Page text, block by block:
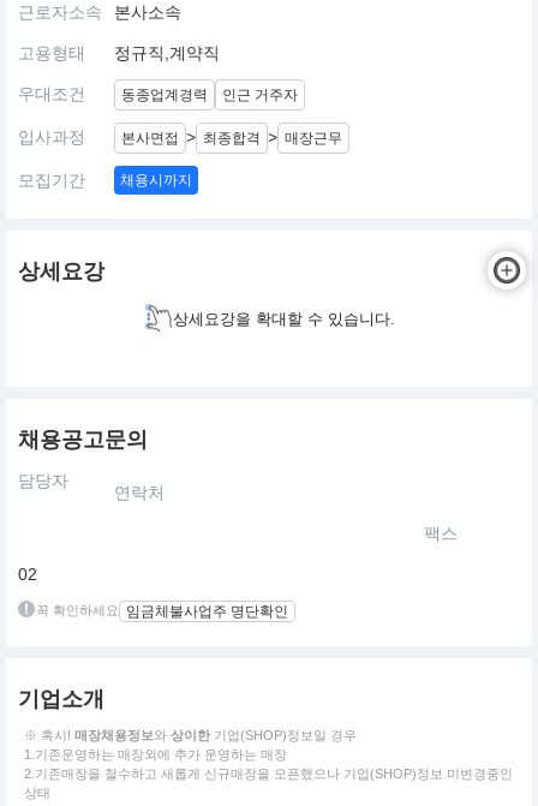
근로자소속 본사소속
고용형태 정규직,계약직
우대조건 동종업계경력 인근 거주자
입사과정 본사면접 > 최종합격 > 매장근무
모집기간 채용시까지
상세요강
상세요강을 확대할 수 있습니다.
채용공고문의
담당자
연락처
팩스
02
꼭 확인하세요 임금체불사업주 명단확인
기업소개
※ 혹시! 매장채용정보와 상이한 기업(SHOP)정보일 경우
1.기존운영하는 매장외에 추가 운영하는 매장
2.기존매장을 철수하고 새롭게 신규매장을 오픈했으나 기업(SHOP)정보 미변경중인
상태